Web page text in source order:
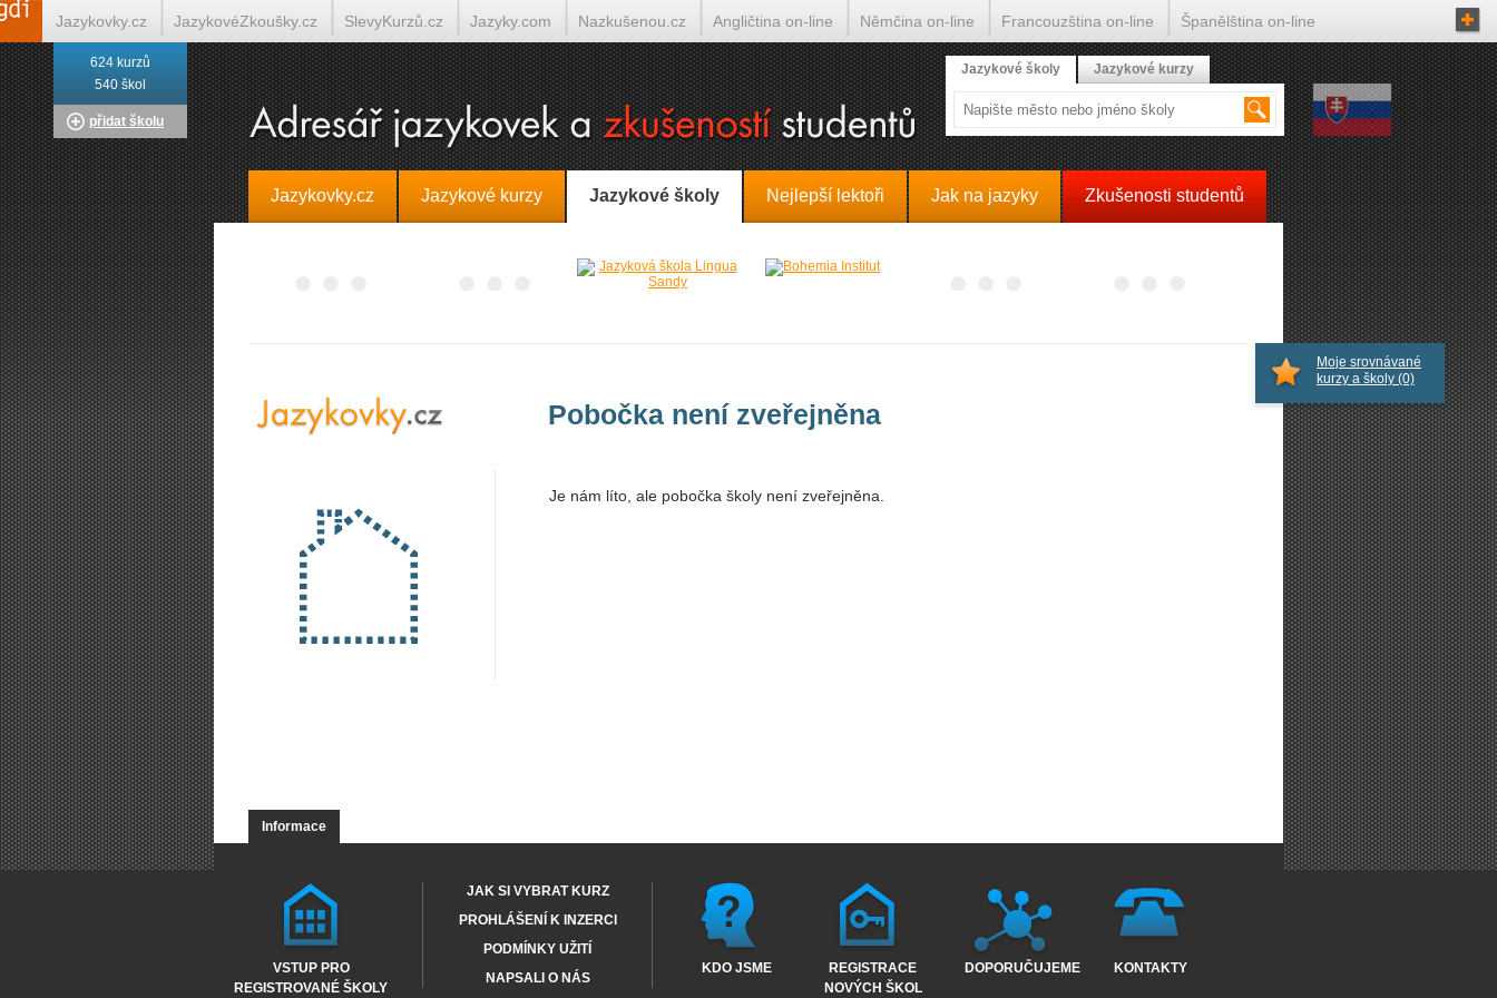
Jazykovky.cz Jazykové kurzy Jazykové školy Nejlepší lektoři Jak na jazyky Zkušenosti studentů
Pobočka není zveřejněna
Je nám líto, ale pobočka školy není zveřejněna.
Moje srovnávané
kurzy a školy (0)
624 kurzů
540 škol
přidat školu
Jazykové školy Jazykové kurzy
Informace
VSTUP PRO
REGISTROVANÉ ŠKOLY
JAK SI VYBRAT KURZ
PROHLÁŠENÍ K INZERCI
PODMÍNKY UŽITÍ
NAPSALI O NÁS
KDO JSME
REGISTRACE
NOVÝCH ŠKOL
DOPORUČUJEME KONTAKTY
Jazykovky.cz JazykovéZkoušky.cz SlevyKurzů.cz Jazyky.com Nazkušenou.cz Angličtina on-line Němčina on-line Francouzština on-line Španělština on-line
Italština on-line Tlumočení-Překlady.cz Překládá.cz Tlumočí.cz